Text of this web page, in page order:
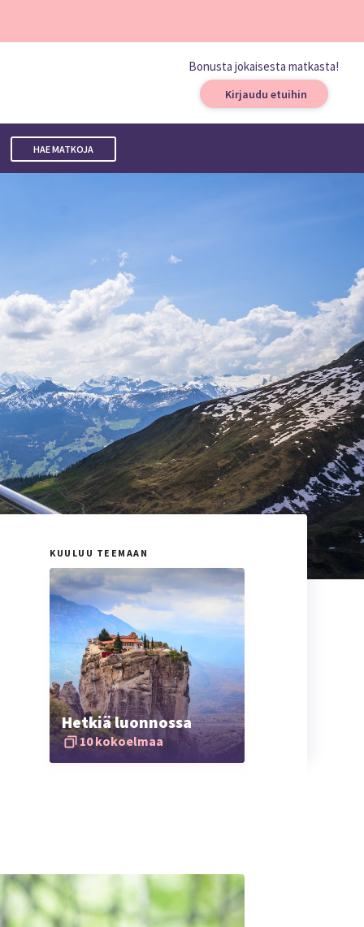
Bonusta jokaisesta matkasta!
Kirjaudu etuihin
HAE MATKOJA
KUULUU TEEMAAN
Hetkiä luonnossa
10 kokoelmaa